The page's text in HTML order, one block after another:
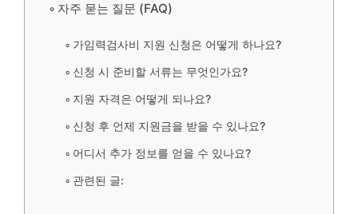
자주 묻는 질문 (FAQ)
가임력검사비 지원 신청은 어떻게 하나요?
신청 시 준비할 서류는 무엇인가요?
지원 자격은 어떻게 되나요?
신청 후 언제 지원금을 받을 수 있나요?
어디서 추가 정보를 얻을 수 있나요?
관련된 글: